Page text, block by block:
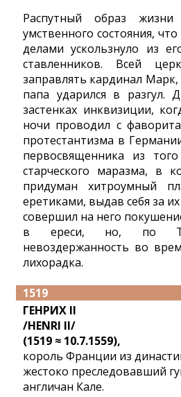
Распутный образ
умственного состояния,
делами ускользнуло из
ставленников. Всей
заправлять кардинал
папа ударился в разгул.
застенках инквизиции,
ночи проводил с
протестантизма в
первосвященника из
старческого маразма, в
придуман хитроумный
еретиками, выдав себя за
совершил на него
в ереси, но, по
невоздержанность во
лихорадка.
1519
ГЕНРИХ II
/HENRI II/
(1519 ≈ 10.7.1559),
король Франции из
жестоко преследовавший
англичан Кале.